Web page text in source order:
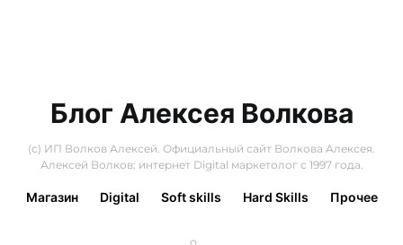
Блог Алексея Волкова
(с) ИП Волков Алексей. Официальный сайт Волкова Алексея.
Алексей Волков: интернет Digital маркетолог с 1997 года.
Магазин Digital Soft skills Hard Skills Прочее